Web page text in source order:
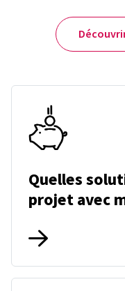
Quelles
projet avec